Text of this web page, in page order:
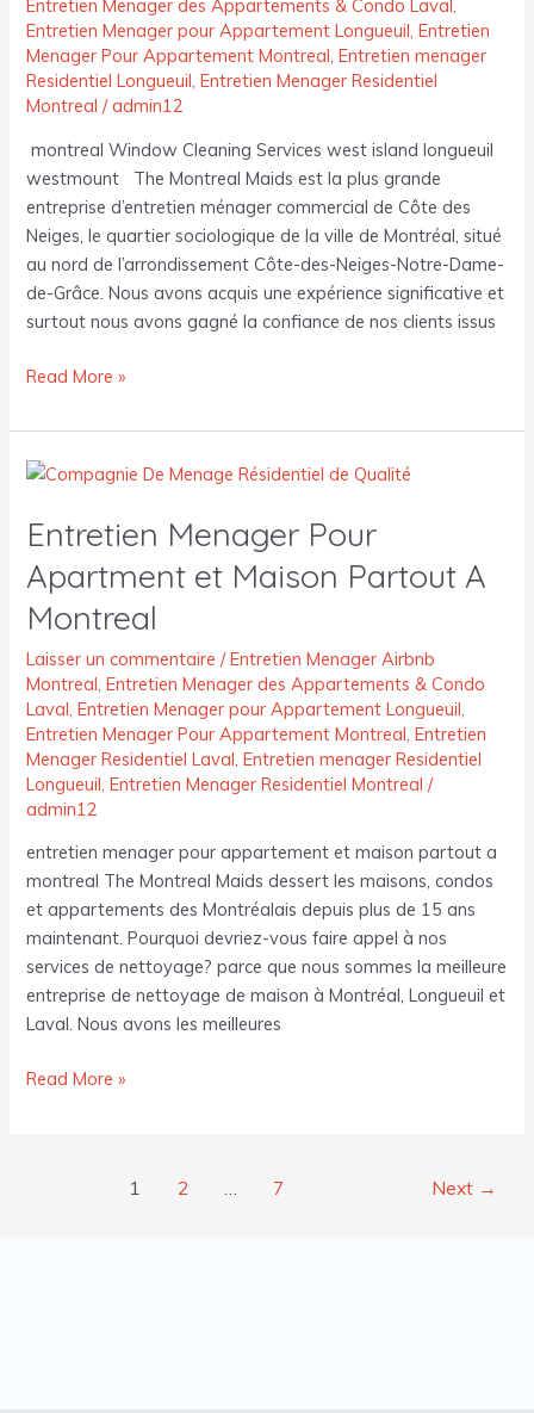
Entretien Menager des Appartements & Condo Laval,
Entretien Menager pour Appartement Longueuil,Entretien
Menager Pour Appartement Montreal,Entretien menager
Residentiel Longueuil,Entretien Menager Residentiel
Montreal /admin12
montreal Window Cleaning Services west island longueuil
westmount The Montreal Maids est la plus grande
entreprise d’entretien ménager commercial de Côte des
Neiges, le quartier sociologique de la ville de Montréal, situé
au nord de l’arrondissement Côte-des-Neiges-Notre-Dame-
de-Grâce. Nous avons acquis une expérience significative et
surtout nous avons gagné la confiance de nos clients issus
Read More »
Entretien Menager Pour
Apartment et Maison Partout A
Montreal
Laisser un commentaire /Entretien Menager Airbnb
Montreal,Entretien Menager des Appartements & Condo
Laval,Entretien Menager pour Appartement Longueuil,
Entretien Menager Pour Appartement Montreal,Entretien
Menager Residentiel Laval,Entretien menager Residentiel
Longueuil,Entretien Menager Residentiel Montreal /
admin12
entretien menager pour appartement et maison partout a
montreal The Montreal Maids dessert les maisons, condos
et appartements des Montréalais depuis plus de 15 ans
maintenant. Pourquoi devriez-vous faire appel à nos
services de nettoyage? parce que nous sommes la meilleure
entreprise de nettoyage de maison à Montréal, Longueuil et
Laval. Nous avons les meilleures
Entretien
Pour
et
Maison
A
Montreal
Read More »
1 2 … 7 Next →